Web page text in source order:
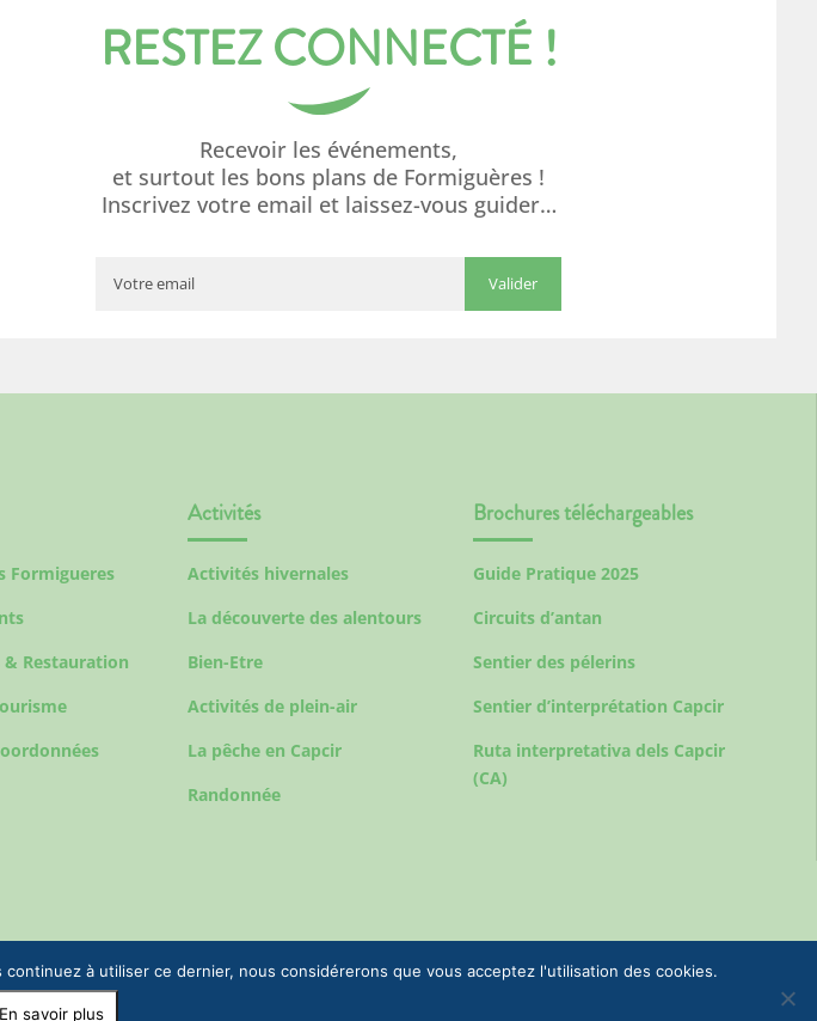
RESTEZ CONNECTÉ !
Recevoir les événements,
et surtout les bons plans de Formiguères !
Inscrivez votre email et laissez-vous guider…
Formigueres
& Restauration
Activités
Activités hivernales
La découverte des alentours
Bien-Etre
Activités de plein-air
La pêche en Capcir
Randonnée
Brochures téléchargeables
Guide Pratique 2025
Circuits d’antan
Sentier des pélerins
Sentier d’interprétation Capcir
Ruta interpretativa dels Capcir
(CA)
à utiliser ce dernier, nous considérerons que vous acceptez l'utilisation des cookies.
En savoir plus